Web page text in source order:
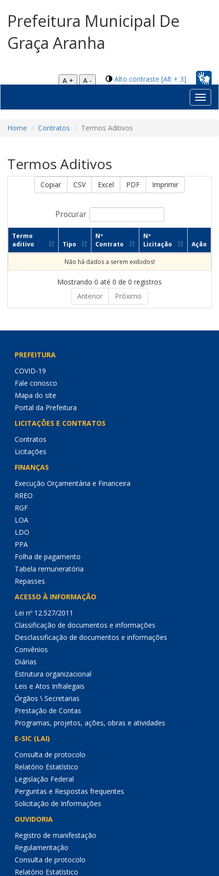
Prefeitura Municipal De
Graça Aranha
Alto contraste [Alt + 3]
A +
A -
Home Contratos Termos Aditivos
Termos Aditivos
Copiar CSV Excel PDF Imprimir
Procurar
Termo
aditivo
Tipo
Nº
Contrato
Nº
Licitação
Ação
Não há dados a serem exibidos!
Mostrando 0 até 0 de 0 registros
Anterior
Próximo
PREFEITURA
COVID-19
Fale conosco
Mapa do site
Portal da Prefeitura
LICITAÇÕES E CONTRATOS
Contratos
Licitações
FINANÇAS
Execução Orçamentária e Financeira
RREO
RGF
LOA
LDO
PPA
Folha de pagamento
Tabela remuneratória
Repasses
ACESSO À INFORMAÇÃO
Lei nº 12.527/2011
Classificação de documentos e informações
Desclassificação de documentos e informações
Convênios
Diárias
Estrutura organizacional
Leis e Atos Infralegais
Órgãos \ Secretarias
Prestação de Contas
Programas, projetos, ações, obras e atividades
E-SIC (LAI)
Consulta de protocolo
Relatório Estatístico
Legislação Federal
Perguntas e Respostas frequentes
Solicitação de Informações
OUVIDORIA
Registro de manifestação
Regulamentação
Consulta de protocolo
Relatório Estatístico